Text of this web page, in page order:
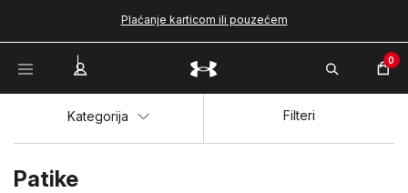
Plaćanje karticom ili pouzećem
0
Patike
Kategorija Filteri